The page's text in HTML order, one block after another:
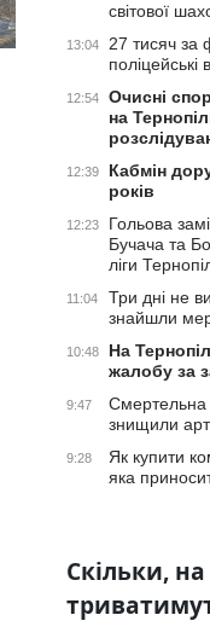
світової
13:04
27 тисяч за
поліцейські
12:54
Очисні
на
12:39
Кабмін
років
12:23
Гольова
Бучача та
ліги
11:04
Три дні не
знайшли
10:48
На
жалобу за
9:47
Смертельна
знищили
9:28
Як купити
яка
Скільки,